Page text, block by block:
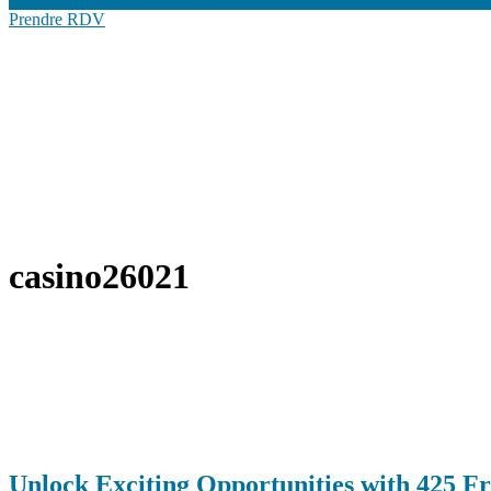
Prendre RDV
casino26021
Unlock Exciting Opportunities with 425